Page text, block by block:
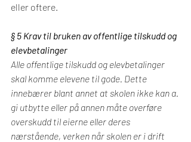
eller oftere.
§ 5 Krav til bruken av offentlige tilskudd og
elevbetalinger
Alle offentlige tilskudd og elevbetalinger
skal komme elevene til gode. Dette
innebærer blant annet at skolen ikke kan a.
gi utbytte eller på annen måte overføre
overskudd til eierne eller deres
nærstående, verken når skolen er i drift